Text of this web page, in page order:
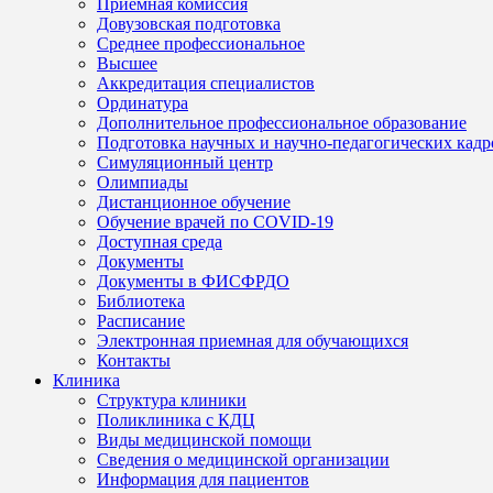
Довузовская подготовка
Среднее профессиональное
Высшее
Аккредитация специалистов
Ординатура
Дополнительное профессиональное образование
Подготовка научных и научно-педагогических
Симуляционный центр
Олимпиады
Дистанционное обучение
Обучение врачей по COVID-19
Доступная среда
Документы
Документы в ФИСФРДО
Библиотека
Расписание
Электронная приемная для обучающихся
Контакты
Клиника
Структура клиники
Поликлиника с КДЦ
Виды медицинской помощи
Сведения о медицинской организации
Информация для пациентов